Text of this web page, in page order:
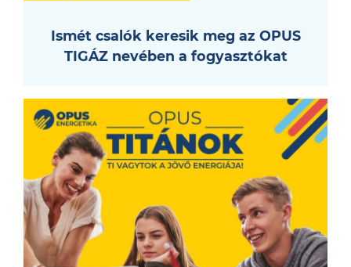
Ismét csalók keresik meg az OPUS
TIGÁZ nevében a fogyasztókat